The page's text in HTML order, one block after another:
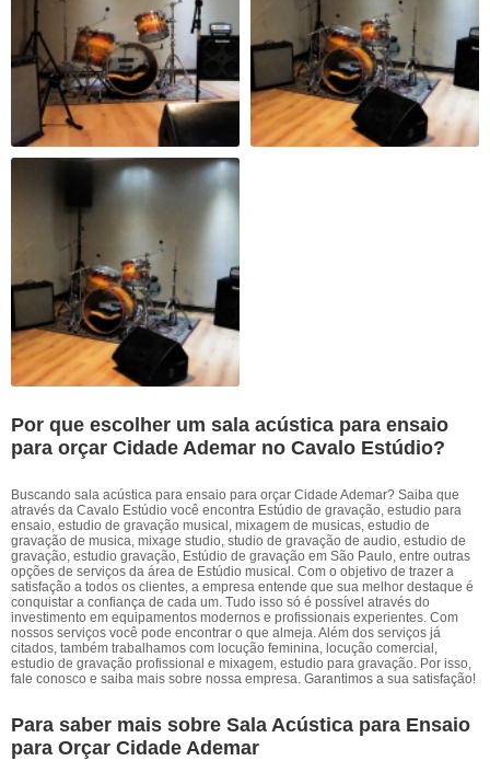
Por que escolher um sala acústica para ensaio
para orçar Cidade Ademar no Cavalo Estúdio?
Buscando sala acústica para ensaio para orçar Cidade Ademar? Saiba que
através da Cavalo Estúdio você encontra Estúdio de gravação, estudio para
ensaio, estudio de gravação musical, mixagem de musicas, estudio de
gravação de musica, mixage studio, studio de gravação de audio, estudio de
gravação, estudio gravação, Estúdio de gravação em São Paulo, entre outras
opções de serviços da área de Estúdio musical. Com o objetivo de trazer a
satisfação a todos os clientes, a empresa entende que sua melhor destaque é
conquistar a confiança de cada um. Tudo isso só é possível através do
investimento em equipamentos modernos e profissionais experientes. Com
nossos serviços você pode encontrar o que almeja. Além dos serviços já
citados, também trabalhamos com locução feminina, locução comercial,
estudio de gravação profissional e mixagem, estudio para gravação. Por isso,
fale conosco e saiba mais sobre nossa empresa. Garantimos a sua satisfação!
Para saber mais sobre Sala Acústica para Ensaio
para Orçar Cidade Ademar